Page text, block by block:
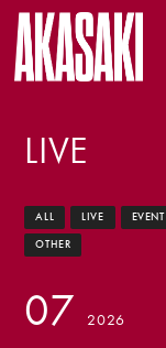
LIVE
ALL LIVE EVENT
OTHER
07 2026